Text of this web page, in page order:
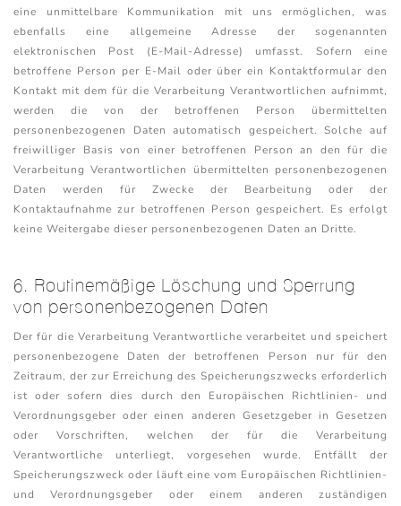
eine unmittelbare Kommunikation mit uns ermöglichen, was
ebenfalls eine allgemeine Adresse der sogenannten
elektronischen Post (E-Mail-Adresse) umfasst. Sofern eine
betroffene Person per E-Mail oder über ein Kontaktformular den
Kontakt mit dem für die Verarbeitung Verantwortlichen aufnimmt,
werden die von der betroffenen Person übermittelten
personenbezogenen Daten automatisch gespeichert. Solche auf
freiwilliger Basis von einer betroffenen Person an den für die
Verarbeitung Verantwortlichen übermittelten personenbezogenen
Daten werden für Zwecke der Bearbeitung oder der
Kontaktaufnahme zur betroffenen Person gespeichert. Es erfolgt
keine Weitergabe dieser personenbezogenen Daten an Dritte.
6. Routinemäßige Löschung und Sperrung
von personenbezogenen Daten
Der für die Verarbeitung Verantwortliche verarbeitet und speichert
personenbezogene Daten der betroffenen Person nur für den
Zeitraum, der zur Erreichung des Speicherungszwecks erforderlich
ist oder sofern dies durch den Europäischen Richtlinien- und
Verordnungsgeber oder einen anderen Gesetzgeber in Gesetzen
oder Vorschriften, welchen der für die Verarbeitung
Verantwortliche unterliegt, vorgesehen wurde. Entfällt der
Speicherungszweck oder läuft eine vom Europäischen Richtlinien-
und Verordnungsgeber oder einem anderen zuständigen